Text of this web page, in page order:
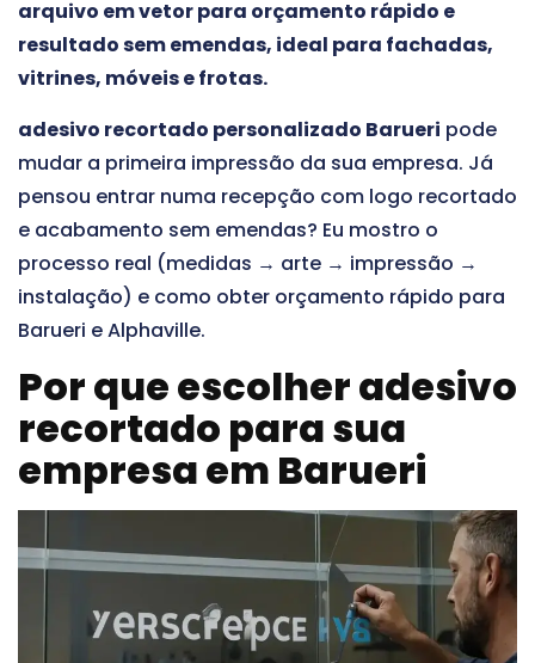
arquivo em vetor para orçamento rápido e
resultado sem emendas, ideal para fachadas,
vitrines, móveis e frotas.
adesivo recortado personalizado Barueri pode
mudar a primeira impressão da sua empresa. Já
pensou entrar numa recepção com logo recortado
e acabamento sem emendas? Eu mostro o
processo real (medidas → arte → impressão →
instalação) e como obter orçamento rápido para
Barueri e Alphaville.
Por que escolher adesivo
recortado para sua
empresa em Barueri